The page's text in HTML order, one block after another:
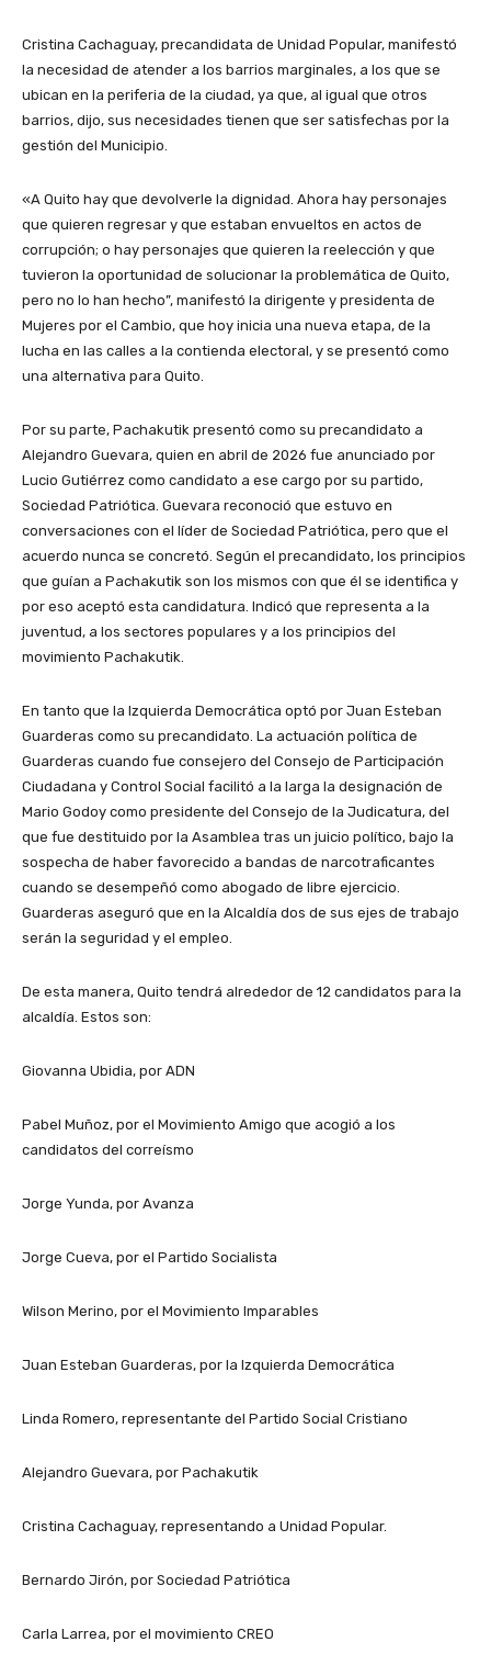
Cristina Cachaguay, precandidata de Unidad Popular, manifestó
la necesidad de atender a los barrios marginales, a los que se
ubican en la periferia de la ciudad, ya que, al igual que otros
barrios, dijo, sus necesidades tienen que ser satisfechas por la
gestión del Municipio.
«A Quito hay que devolverle la dignidad. Ahora hay personajes
que quieren regresar y que estaban envueltos en actos de
corrupción; o hay personajes que quieren la reelección y que
tuvieron la oportunidad de solucionar la problemática de Quito,
pero no lo han hecho”, manifestó la dirigente y presidenta de
Mujeres por el Cambio, que hoy inicia una nueva etapa, de la
lucha en las calles a la contienda electoral, y se presentó como
una alternativa para Quito.
Por su parte, Pachakutik presentó como su precandidato a
Alejandro Guevara, quien en abril de 2026 fue anunciado por
Lucio Gutiérrez como candidato a ese cargo por su partido,
Sociedad Patriótica. Guevara reconoció que estuvo en
conversaciones con el líder de Sociedad Patriótica, pero que el
acuerdo nunca se concretó. Según el precandidato, los principios
que guían a Pachakutik son los mismos con que él se identifica y
por eso aceptó esta candidatura. Indicó que representa a la
juventud, a los sectores populares y a los principios del
movimiento Pachakutik.
En tanto que la Izquierda Democrática optó por Juan Esteban
Guarderas como su precandidato. La actuación política de
Guarderas cuando fue consejero del Consejo de Participación
Ciudadana y Control Social facilitó a la larga la designación de
Mario Godoy como presidente del Consejo de la Judicatura, del
que fue destituido por la Asamblea tras un juicio político, bajo la
sospecha de haber favorecido a bandas de narcotraficantes
cuando se desempeñó como abogado de libre ejercicio.
Guarderas aseguró que en la Alcaldía dos de sus ejes de trabajo
serán la seguridad y el empleo.
De esta manera, Quito tendrá alrededor de 12 candidatos para la
alcaldía. Estos son:
Giovanna Ubidia, por ADN
Pabel Muñoz, por el Movimiento Amigo que acogió a los
candidatos del correísmo
Jorge Yunda, por Avanza
Jorge Cueva, por el Partido Socialista
Wilson Merino, por el Movimiento Imparables
Juan Esteban Guarderas, por la Izquierda Democrática
Linda Romero, representante del Partido Social Cristiano
Alejandro Guevara, por Pachakutik
Cristina Cachaguay, representando a Unidad Popular.
Bernardo Jirón, por Sociedad Patriótica
Carla Larrea, por el movimiento CREO